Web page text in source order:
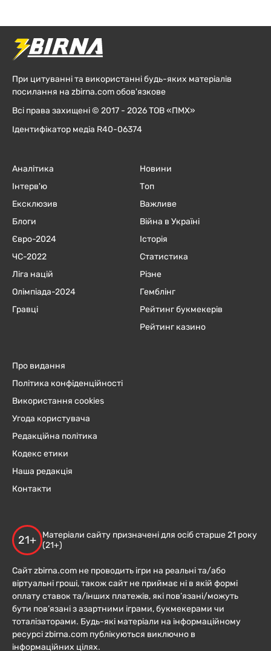
При цитуванні та використанні будь-яких матеріалів
посилання на zbirna.com обов'язкове
Всі права захищені © 2017 - 2026 ТОВ «ПМХ»
Ідентифікатор медіа R40-06374
Аналітика
Інтерв'ю
Ексклюзив
Блоги
Євро-2024
ЧC-2022
Ліга націй
Олімпіада-2024
Гравці
Новини
Топ
Важливе
Війна в Україні
Історія
Статистика
Різне
Гемблінг
Рейтинг букмекерів
Рейтинг казино
Про видання
Політика конфіденційності
Використання cookies
Угода користувача
Редакційна політика
Кодекс етики
Наша редакція
Контакти
21+
Матеріали сайту призначені для осіб старше 21 року
(21+)
Сайт zbirna.com не проводить ігри на реальні та/або
віртуальні гроші, також сайт не приймає ні в якій формі
оплату ставок та/інших платежів, які пов’язані/можуть
бути пов’язані з азартними іграми, букмекерами чи
тоталізаторами. Будь-які матеріали на інформаційному
ресурсі zbirna.com публікуються виключно в
інформаційних цілях.